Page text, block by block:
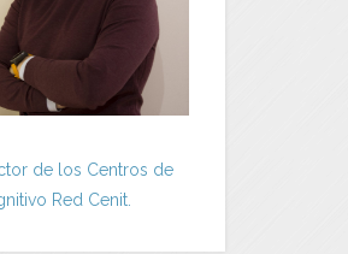
de los Centros de
Red Cenit.